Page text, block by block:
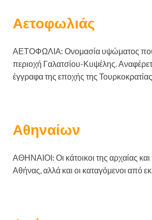
Αετοφωλιάς
ΑΕΤΟΦΩΛΙΑ: Ονομασία υψώματος που
περιοχή Γαλατσίου-Κυψέλης.
έγγραφα της εποχής της
Αθηναίων
ΑΘΗΝΑΙΟΙ: Οι κάτοικοι της αρχαίας και
Αθήνας, αλλά και οι καταγόμενοι από